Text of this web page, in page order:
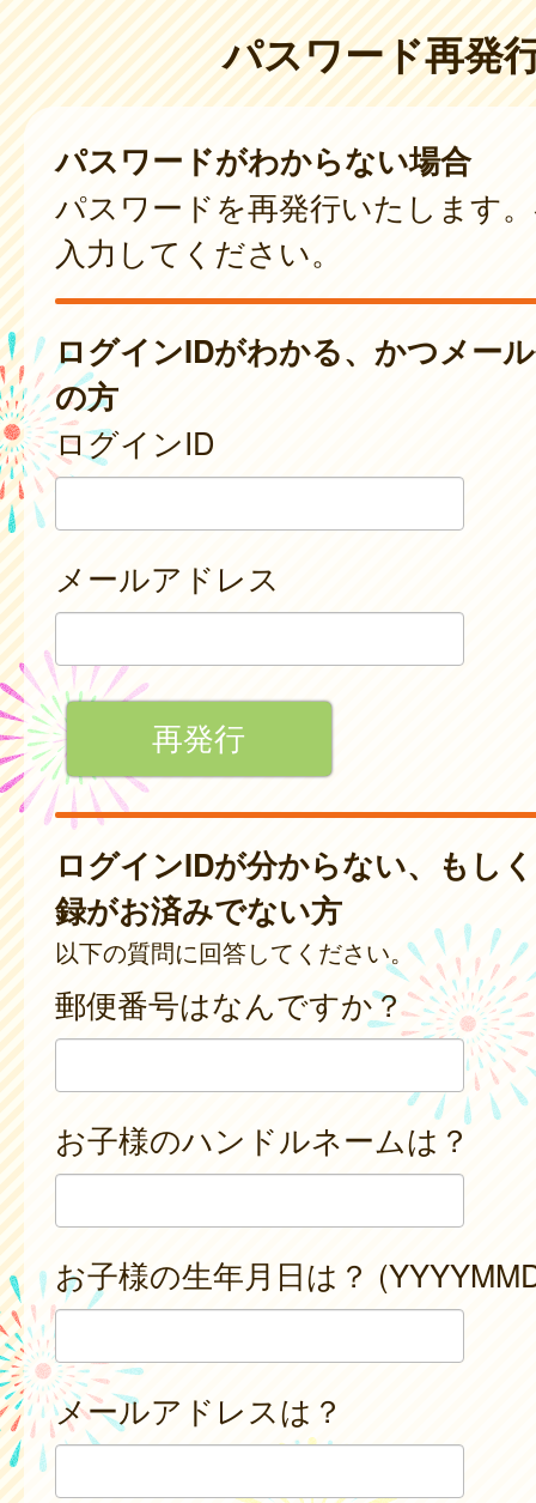
パスワード再発
パスワードがわからない場合
パスワードを再発行いたします
入力してください。
ログインIDがわかる、かつメー
の方
ログインID
メールアドレス
ログインIDが分からない、もし
録がお済みでない方
以下の質問に回答してください。
郵便番号はなんですか？
お子様のハンドルネームは？
お子様の生年月日は？
メールアドレスは？